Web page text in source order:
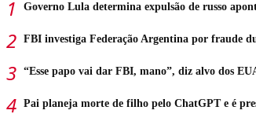
Governo Lula determina expulsão de russo
FBI investiga Federação Argentina por fraude
“Esse papo vai dar FBI, mano”, diz alvo dos
Pai planeja morte de filho pelo ChatGPT e é